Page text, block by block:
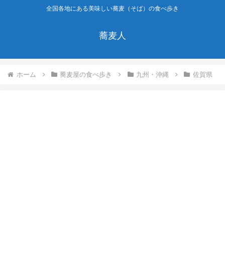
全国各地にある美味しい蕎麦（そば）の食べ歩き
蕎麦人
ホーム 蕎麦屋の食べ歩き 九州・沖縄 佐賀県